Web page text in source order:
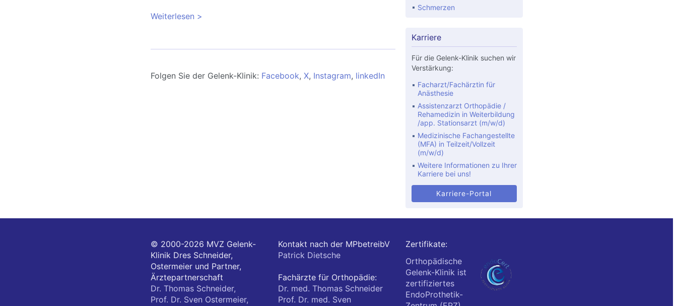
Weiterlesen über Sehnenscheidenentzündung der Hand:
Folgen Sie der Gelenk-Klinik: Facebook, X, Instagram, linkedIn
Schmerzen
Karriere
Für die Gelenk-Klinik suchen wir
Verstärkung:
Facharzt/Fachärztin für
Anästhesie
Assistenzarzt Orthopädie /
Rehamedizin in Weiterbildung
/app. Stationsarzt (m/w/d)
Medizinische Fachangestellte
(MFA) in Teilzeit/Vollzeit
(m/w/d)
Weitere Informationen zu Ihrer
Karriere bei uns!
Karriere-Portal
© 2000-2026 MVZ Gelenk-
Klinik Dres Schneider,
Ostermeier und Partner,
Ärztepartnerschaft
Dr. Thomas Schneider,
Prof. Dr. Sven Ostermeier,
Kontakt nach der MPbetreibV
Patrick Dietsche
Fachärzte für Orthopädie:
Dr. med. Thomas Schneider
Prof. Dr. med. Sven
Zertifikate:
Orthopädische
Gelenk-Klinik ist
zertifiziertes
EndoProthetik-